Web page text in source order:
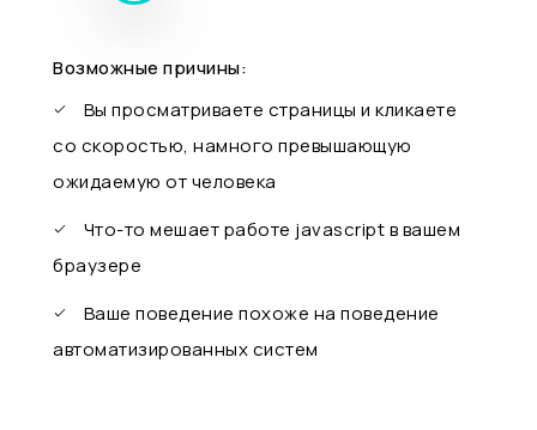
Возможные причины:
Вы просматриваете страницы и кликаете
со скоростью, намного превышающую
ожидаемую от человека
Что-то мешает работе javascript в вашем
браузере
Ваше поведение похоже на поведение
автоматизированных систем